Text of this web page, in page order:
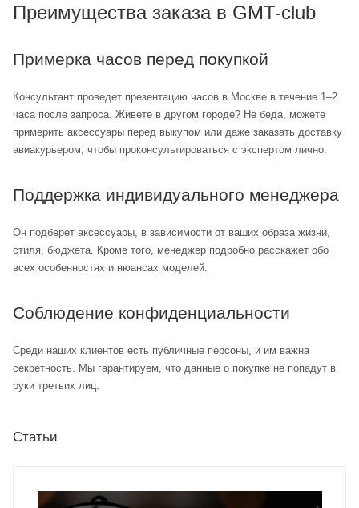
Преимущества заказа в GMT-club
Примерка часов перед покупкой
Консультант проведет презентацию часов в Москве в течение 1–2
часа после запроса. Живете в другом городе? Не беда, можете
примерить аксессуары перед выкупом или даже заказать доставку
авиакурьером, чтобы проконсультироваться с экспертом лично.
Поддержка индивидуального менеджера
Он подберет аксессуары, в зависимости от ваших образа жизни,
стиля, бюджета. Кроме того, менеджер подробно расскажет обо
всех особенностях и нюансах моделей.
Соблюдение конфиденциальности
Среди наших клиентов есть публичные персоны, и им важна
секретность. Мы гарантируем, что данные о покупке не попадут в
руки третьих лиц.
Статьи